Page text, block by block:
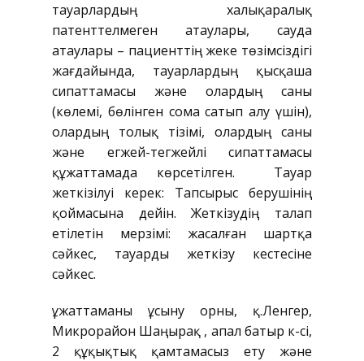
тауарлардың халықаралық
патенттелмеген атаулары, сауда
атаулары – пациенттің жеке төзімсіздігі
жағдайында, тауарлардың қысқаша
сипаттамасы және олардың саны
(көлемі, бөлінген сома сатып алу үшін),
олардың толық тізімі, олардың саны
және егжей-тегжейлі сипаттамасы
құжаттамада көрсетілген. Тауар
жеткізілуі керек: Тапсырыс берушінің
қоймасына дейін. Жеткізудің талап
етілетін мерзімі: жасалған шартқа
сәйкес, тауарды жеткізу кестесіне
сәйкес.
Құжаттаманы ұсыну орны, қ.Ленгер,
Микрорайон Шаңырақ , Қапал батыр к-сі,
2 құқықтық қамтамасыз ету және